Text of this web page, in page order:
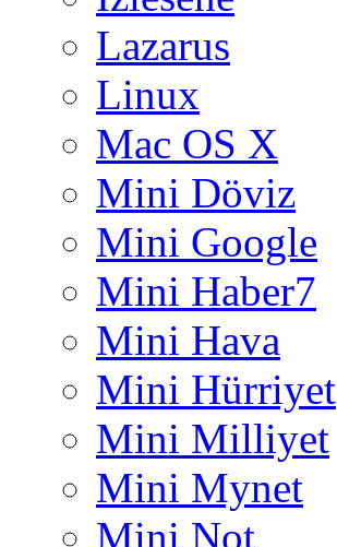
Lazarus
Linux
Mac OS X
Mini Döviz
Mini Google
Mini Haber7
Mini Hava
Mini Hürriyet
Mini Milliyet
Mini Mynet
Mini Not